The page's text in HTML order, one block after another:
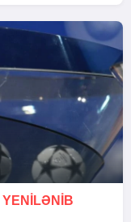
YENİLƏNİB